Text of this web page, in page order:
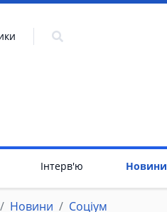
Інтерв'ю Новини
Новини Соціум